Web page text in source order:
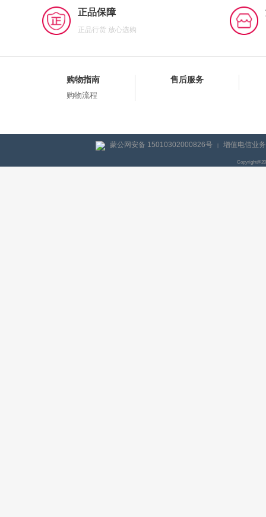
正品保障
正品行货 放心选购
购物指南
购物流程
售后服务
蒙公网安备 15010302000826号 | 增值电信业